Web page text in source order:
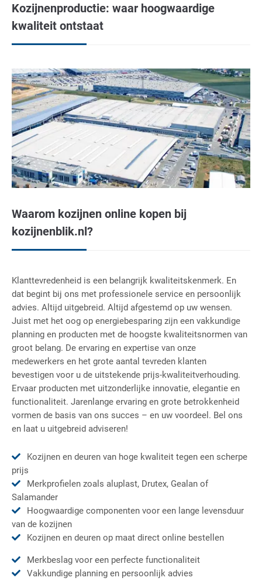
Kozijnenproductie: waar hoogwaardige
kwaliteit ontstaat
Waarom kozijnen online kopen bij
kozijnenblik.nl?
Klanttevredenheid is een belangrijk kwaliteitskenmerk. En
dat begint bij ons met professionele service en persoonlijk
advies. Altijd uitgebreid. Altijd afgestemd op uw wensen.
Juist met het oog op energiebesparing zijn een vakkundige
planning en producten met de hoogste kwaliteitsnormen van
groot belang. De ervaring en expertise van onze
medewerkers en het grote aantal tevreden klanten
bevestigen voor u de uitstekende prijs-kwaliteitverhouding.
Ervaar producten met uitzonderlijke innovatie, elegantie en
functionaliteit. Jarenlange ervaring en grote betrokkenheid
vormen de basis van ons succes – en uw voordeel. Bel ons
en laat u uitgebreid adviseren!
Kozijnen en deuren van hoge kwaliteit tegen een scherpe
prijs
Merkprofielen zoals aluplast, Drutex, Gealan of
Salamander
Hoogwaardige componenten voor een lange levensduur
van de kozijnen
Kozijnen en deuren op maat direct online bestellen
Merkbeslag voor een perfecte functionaliteit
Vakkundige planning en persoonlijk advies